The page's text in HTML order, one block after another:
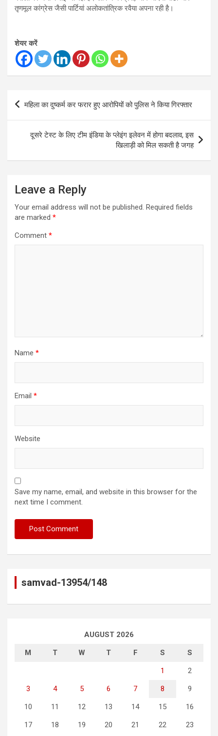
तृणमूल कांग्रेस जैसी पार्टियां अलोकतांत्रिक रवैया अपना रही है।
शेयर करें
Post
navigation
महिला का दुष्कर्म कर फरार हुए आरोपियों को पुलिस ने किया गिरफ्तार
दूसरे टेस्ट के लिए टीम इंडिया के प्लेइंग इलेवन में होगा बदलाव, इस
खिलाड़ी को मिल सकती है जगह
Leave a Reply
Your email address will not be published. Required fields
are marked *
Comment *
Name *
Email *
Website
Save my name, email, and website in this browser for the
next time I comment.
samvad-13954/148
AUGUST 2026
M T W T F S S
1 2
3 4 5 6 7 8 9
10 11 12 13 14 15 16
17 18 19 20 21 22 23